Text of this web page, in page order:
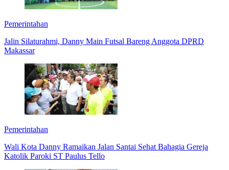
Pemerintahan
Jalin Silaturahmi, Danny Main Futsal Bareng Anggota DPRD
Makassar
Pemerintahan
Wali Kota Danny Ramaikan Jalan Santai Sehat Bahagia Gereja
Katolik Paroki ST Paulus Tello